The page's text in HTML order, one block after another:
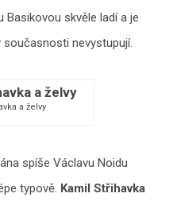
Basikovou skvěle ladí a je
nevystupují.
a želvy
spíše Václavu Noidu
typově. Kamil Střihavka